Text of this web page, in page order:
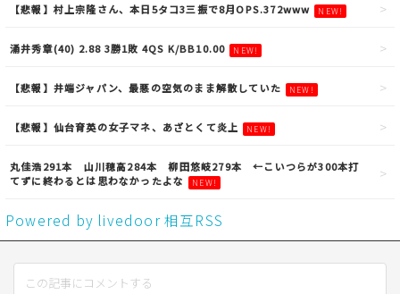
【悲報】村上宗隆さん、本日5タコ3三振で8月OPS.372www NEW!
涌井秀章(40) 2.88 3勝1敗 4QS K/BB10.00 NEW!
【悲報】井端ジャパン、最悪の空気のまま解散していた NEW!
【悲報】仙台育英の女子マネ、あざとくて炎上 NEW!
丸佳浩291本 山川穂高284本 柳田悠岐279本 ←こいつらが300本打
てずに終わるとは思わなかったよな
NEW!
Powered by livedoor 相互RSS